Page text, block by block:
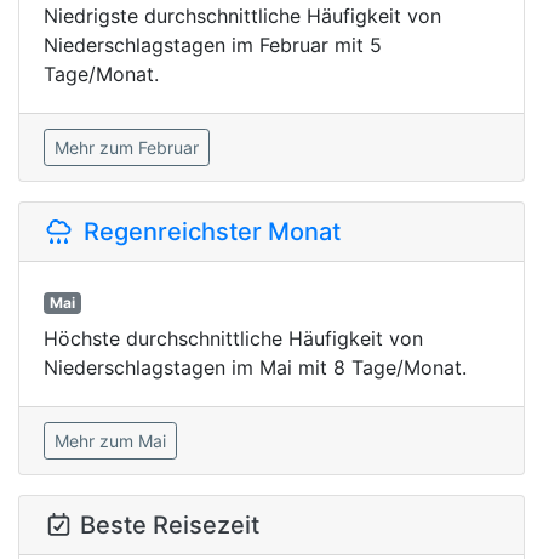
Niedrigste durchschnittliche Häufigkeit von
Niederschlagstagen im Februar mit 5
Tage/Monat.
Mehr zum Februar
Regenreichster Monat
Mai
Höchste durchschnittliche Häufigkeit von
Niederschlagstagen im Mai mit 8 Tage/Monat.
Mehr zum Mai
Beste Reisezeit